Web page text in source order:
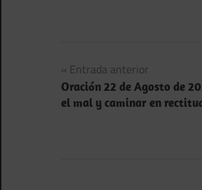
Navegación
de
Entrada anterior
Oración 22 de Agosto de
el mal y caminar en